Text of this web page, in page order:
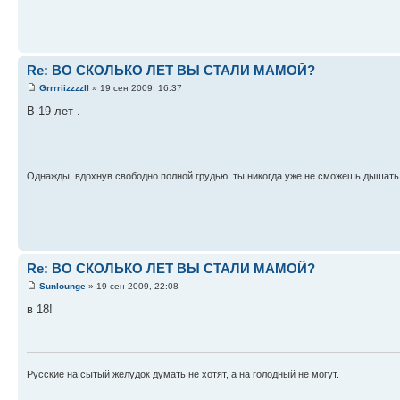
Re: ВО СКОЛЬКО ЛЕТ ВЫ СТАЛИ МАМОЙ?
Grrrriizzzzll » 19 сен 2009, 16:37
В 19 лет .
Однажды, вдохнув свободно полной грудью, ты никогда уже не сможешь дышать
Re: ВО СКОЛЬКО ЛЕТ ВЫ СТАЛИ МАМОЙ?
Sunlounge » 19 сен 2009, 22:08
в 18!
Русские на сытый желудок думать не хотят, а на голодный не могут.